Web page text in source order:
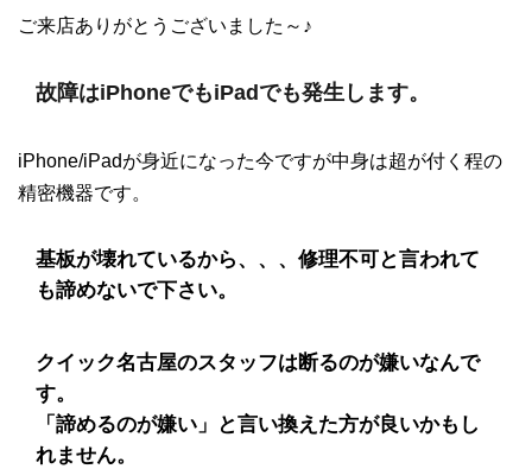
ご来店ありがとうございました～♪
故障はiPhoneでもiPadでも発生します。
iPhone/iPadが身近になった今ですが中身は超が付く程の
精密機器です。
基板が壊れているから、、、修理不可と言われて
も諦めないで下さい。
クイック名古屋のスタッフは断るのが嫌いなんで
す。
「諦めるのが嫌い」と言い換えた方が良いかもし
れません。